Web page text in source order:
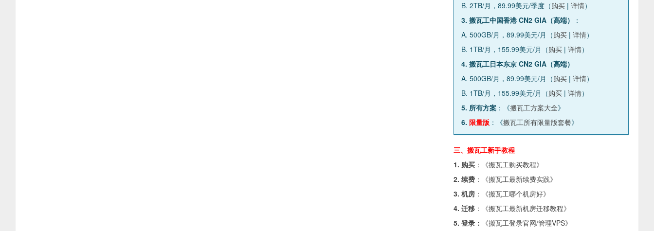
B. 2TB/月，89.99美元/季度（购买 | 详情）
3. 搬瓦工中国香港 CN2 GIA（高端）
：
A. 500GB/月，89.99美元/月（购买 | 详情）
B. 1TB/月，155.99美元/月（购买 | 详情）
4. 搬瓦工日本东京 CN2 GIA（高端）
A. 500GB/月，89.99美元/月（购买 | 详情）
B. 1TB/月，155.99美元/月（购买 | 详情）
5. 所有方案 ：《搬瓦工方案大全》
6. 限量版 ：《搬瓦工所有限量版套餐》
三、搬瓦工新手教程
1. 购买 ：《搬瓦工购买教程》
2. 续费 ：《搬瓦工最新续费实践》
3. 机房 ：《搬瓦工哪个机房好》
4. 迁移 ：《搬瓦工最新机房迁移教程》
5. 登录：
《搬瓦工登录官网/管理VPS》